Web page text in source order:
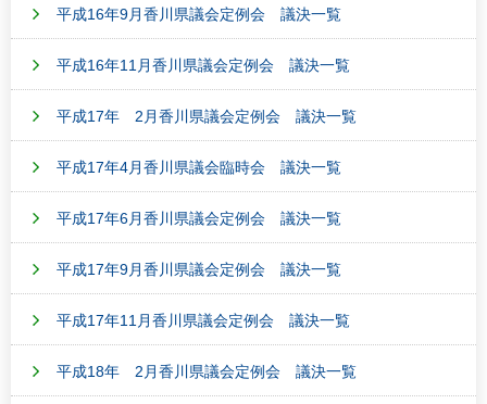
平成16年9月香川県議会定例会 議決一覧
平成16年11月香川県議会定例会 議決一覧
平成17年 2月香川県議会定例会 議決一覧
平成17年4月香川県議会臨時会 議決一覧
平成17年6月香川県議会定例会 議決一覧
平成17年9月香川県議会定例会 議決一覧
平成17年11月香川県議会定例会 議決一覧
平成18年 2月香川県議会定例会 議決一覧